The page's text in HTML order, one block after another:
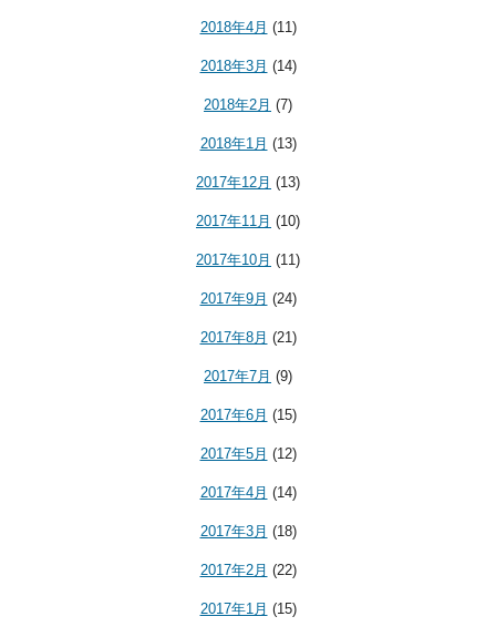
2018年4月 (11)
2018年3月 (14)
2018年2月 (7)
2018年1月 (13)
2017年12月 (13)
2017年11月 (10)
2017年10月 (11)
2017年9月 (24)
2017年8月 (21)
2017年7月 (9)
2017年6月 (15)
2017年5月 (12)
2017年4月 (14)
2017年3月 (18)
2017年2月 (22)
2017年1月 (15)